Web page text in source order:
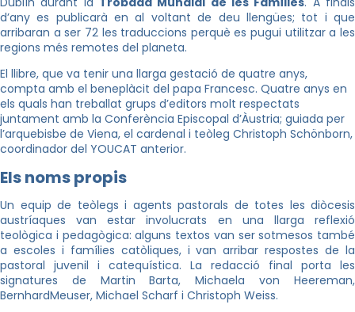
d’any es publicarà en al voltant de deu llengües; tot i que
arribaran a ser 72 les traduccions perquè es pugui utilitzar a les
regions més remotes del planeta.
El llibre, que va tenir una llarga gestació de quatre anys,
compta amb el beneplàcit del papa Francesc. Quatre anys en
els quals han treballat grups d’editors molt respectats
juntament amb la Conferència Episcopal d’Àustria; guiada per
l’arquebisbe de Viena, el cardenal i teòleg Christoph Schönborn,
coordinador del YOUCAT anterior.
Els noms propis
Un equip de teòlegs i agents pastorals de totes les diòcesis
austríaques van estar involucrats en una llarga reflexió
teològica i pedagògica: alguns textos van ser sotmesos també
a escoles i famílies catòliques, i van arribar respostes de la
pastoral juvenil i catequística. La redacció final porta les
signatures de Martin Barta, Michaela von Heereman,
BernhardMeuser, Michael Scharf i Christoph Weiss.